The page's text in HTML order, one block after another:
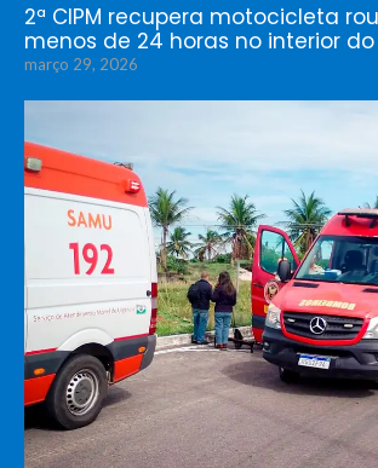
2ª CIPM recupera motocicleta
menos de 24 horas no interior do
março 29, 2026